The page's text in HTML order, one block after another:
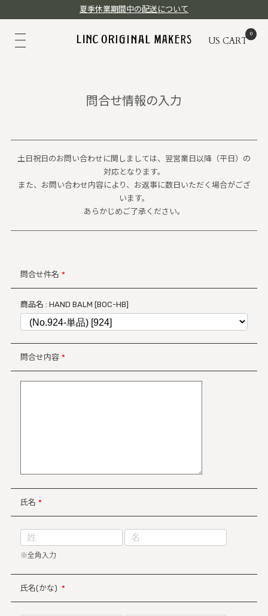
夏季休業期間中の配送について
US CART
問合せ情報の入力
土日祝日のお問い合わせに関しましては、翌営業日以降（平日）の
対応となります。
また、お問い合わせ内容により、お返事に数日いただく場合がござ
います。
あらかじめご了承ください。
問合せ件名 *
商品名 : HAND BALM [BOC-HB]
問合せ内容 *
氏名 *
※全角入力
氏名(かな) *